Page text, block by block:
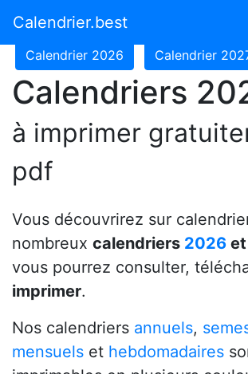
Calendrier.best
Calendrier 2024
Calendrier 2026 Calendrier
Calendriers
à imprimer
pdf
Vous découvrirez sur
nombreux calendriers 2026 et
vous pourrez consulter,
imprimer.
Nos calendriers annuels,
mensuels et hebdomadaires